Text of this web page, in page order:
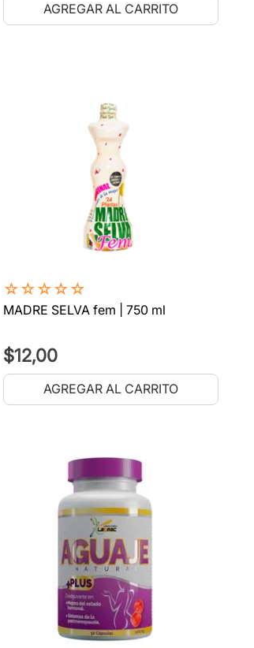
AGREGAR AL CARRITO
☆☆☆☆☆
MADRE SELVA fem | 750 ml
$12,00
AGREGAR AL CARRITO